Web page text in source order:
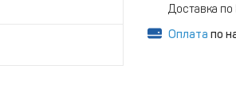
Доставка по
Оплата по